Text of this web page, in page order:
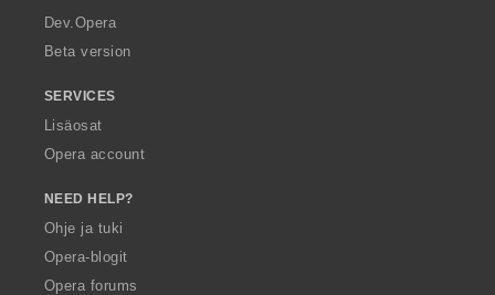
a
Dev.Opera
Beta version
SERVICES
Lisäosat
Opera account
NEED HELP?
Ohje ja tuki
Opera-blogit
Opera forums